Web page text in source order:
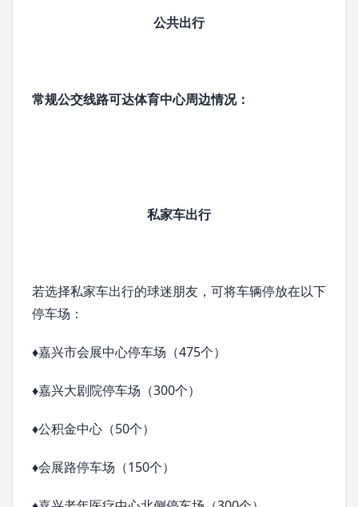
公共出行
常规公交线路可达体育中心周边情况：
私家车出行
若选择私家车出行的球迷朋友，可将车辆停放在以下
停车场：
♦嘉兴市会展中心停车场（475个）
♦嘉兴大剧院停车场（300个）
♦公积金中心（50个）
♦会展路停车场（150个）